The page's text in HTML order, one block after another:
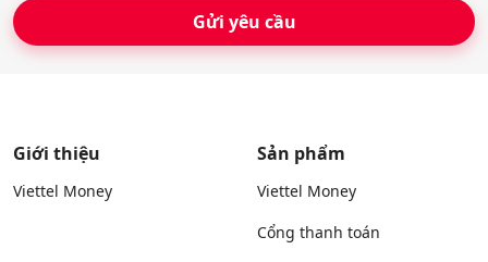
Giới thiệu
Viettel Money
Sản phẩm
Viettel Money
Cổng thanh toán